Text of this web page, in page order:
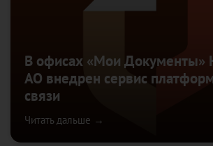
В офисах «Мои Документы»
АО внедрен сервис
связи
Читать дальше →